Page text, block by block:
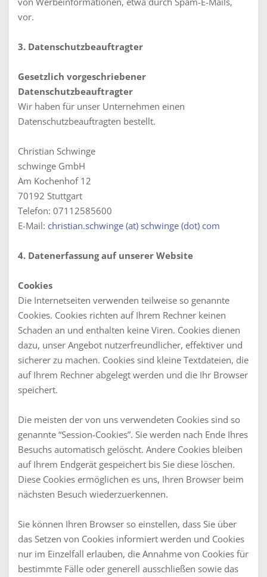
vor.
3. Datenschutzbeauftragter
Gesetzlich vorgeschriebener
Datenschutzbeauftragter
Wir haben für unser Unternehmen einen
Datenschutzbeauftragten bestellt.
Christian Schwinge
schwinge GmbH
Am Kochenhof 12
70192 Stuttgart
Telefon: 07112585600
E-Mail: christian.schwinge (at) schwinge (dot) com
4. Datenerfassung auf unserer Website
Cookies
Die Internetseiten verwenden teilweise so genannte
Cookies. Cookies richten auf Ihrem Rechner keinen
Schaden an und enthalten keine Viren. Cookies dienen
dazu, unser Angebot nutzerfreundlicher, effektiver und
sicherer zu machen. Cookies sind kleine Textdateien, die
auf Ihrem Rechner abgelegt werden und die Ihr Browser
speichert.
Die meisten der von uns verwendeten Cookies sind so
genannte “Session-Cookies”. Sie werden nach Ende Ihres
Besuchs automatisch gelöscht. Andere Cookies bleiben
auf Ihrem Endgerät gespeichert bis Sie diese löschen.
Diese Cookies ermöglichen es uns, Ihren Browser beim
nächsten Besuch wiederzuerkennen.
Sie können Ihren Browser so einstellen, dass Sie über
das Setzen von Cookies informiert werden und Cookies
nur im Einzelfall erlauben, die Annahme von Cookies für
bestimmte Fälle oder generell ausschließen sowie das